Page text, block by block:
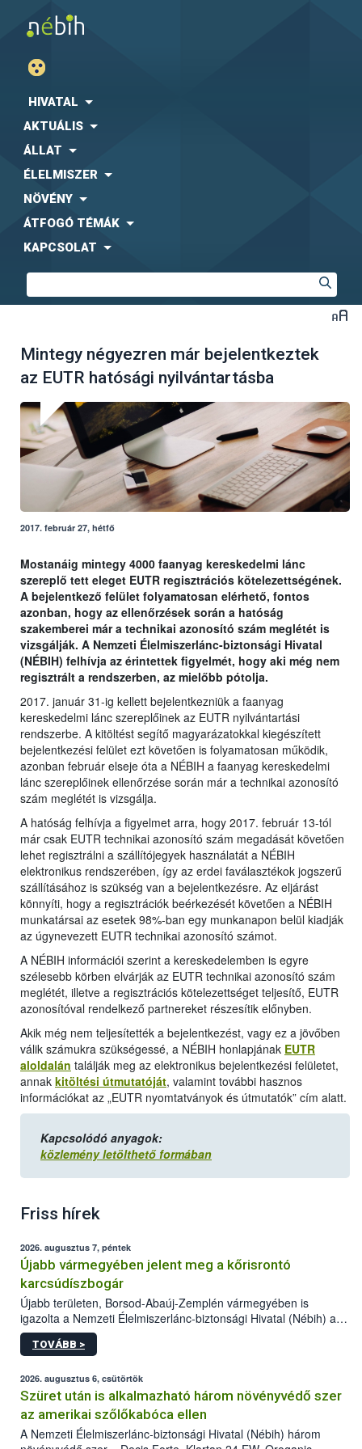
HIVATAL
AKTUÁLIS
ÁLLAT
ÉLELMISZER
NÖVÉNY
ÁTFOGÓ TÉMÁK
KAPCSOLAT
Mintegy négyezren már bejelentkeztek
az EUTR hatósági nyilvántartásba
2017. február 27, hétfő
Mostanáig mintegy 4000 faanyag kereskedelmi lánc
szereplő tett eleget EUTR regisztrációs kötelezettségének.
A bejelentkező felület folyamatosan elérhető, fontos
azonban, hogy az ellenőrzések során a hatóság
szakemberei már a technikai azonosító szám meglétét is
vizsgálják. A Nemzeti Élelmiszerlánc-biztonsági Hivatal
(NÉBIH) felhívja az érintettek figyelmét, hogy aki még nem
regisztrált a rendszerben, az mielőbb pótolja.
2017. január 31-ig kellett bejelentkezniük a faanyag
kereskedelmi lánc szereplőinek az EUTR nyilvántartási
rendszerbe. A kitöltést segítő magyarázatokkal kiegészített
bejelentkezési felület ezt követően is folyamatosan működik,
azonban február elseje óta a NÉBIH a faanyag kereskedelmi
lánc szereplőinek ellenőrzése során már a technikai azonosító
szám meglétét is vizsgálja.
A hatóság felhívja a figyelmet arra, hogy 2017. február 13-tól
már csak EUTR technikai azonosító szám megadását követően
lehet regisztrálni a szállítójegyek használatát a NÉBIH
elektronikus rendszerében, így az erdei faválasztékok jogszerű
szállításához is szükség van a bejelentkezésre. Az eljárást
könnyíti, hogy a regisztrációk beérkezését követően a NÉBIH
munkatársai az esetek 98%-ban egy munkanapon belül kiadják
az úgynevezett EUTR technikai azonosító számot.
A NÉBIH információi szerint a kereskedelemben is egyre
szélesebb körben elvárják az EUTR technikai azonosító szám
meglétét, illetve a regisztrációs kötelezettséget teljesítő, EUTR
azonosítóval rendelkező partnereket részesítik előnyben.
Akik még nem teljesítették a bejelentkezést, vagy ez a jövőben
válik számukra szükségessé, a NÉBIH honlapjának EUTR
aloldalán találják meg az elektronikus bejelentkezési felületet,
annak kitöltési útmutatóját, valamint további hasznos
információkat az „EUTR nyomtatványok és útmutatók” cím alatt.
Kapcsolódó anyagok:
közlemény letölthető formában
Friss hírek
2026. augusztus 7, péntek
Újabb vármegyében jelent meg a kőrisrontó
karcsúdíszbogár
Újabb területen, Borsod-Abaúj-Zemplén vármegyében is
igazolta a Nemzeti Élelmiszerlánc-biztonsági Hivatal (Nébih) a
kőrisrontó karcsúdíszbogár (Agrilus planipennis) jelenlétét. A
kártevőt nem csak színcsapdában találták meg, de már fertőzött
az intenzív felderítést, emellett az intézkedéseket a szlovák
hatósággal is összehangolják a terjedés megállítása érdekében.
TOVÁBB >
2026. augusztus 6, csütörtök
Szüret után is alkalmazható három növényvédő szer
az amerikai szőlőkabóca ellen
A Nemzeti Élelmiszerlánc-biztonsági Hivatal (Nébih) három